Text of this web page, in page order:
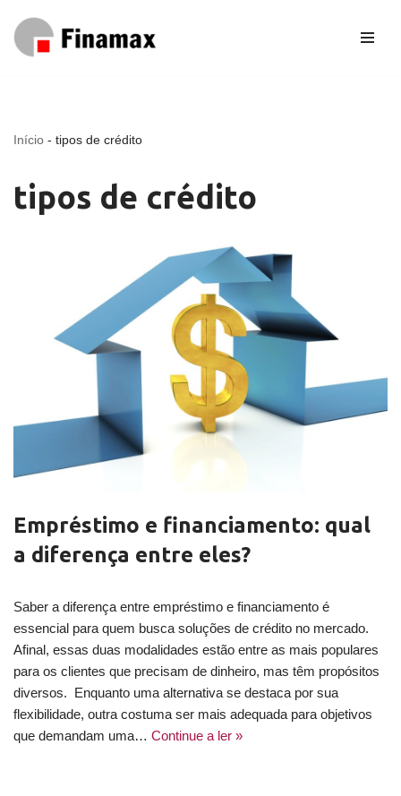
Pular
Início - tipos de crédito
tipos de crédito
Empréstimo e financiamento: qual
a diferença entre eles?
Saber a diferença entre empréstimo e financiamento é
essencial para quem busca soluções de crédito no mercado.
Afinal, essas duas modalidades estão entre as mais populares
para os clientes que precisam de dinheiro, mas têm propósitos
diversos. Enquanto uma alternativa se destaca por sua
flexibilidade, outra costuma ser mais adequada para objetivos
que demandam uma… Continue a ler »